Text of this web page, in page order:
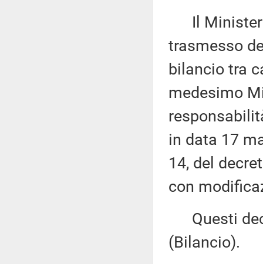
Il
trasmesso
bilancio tra
medesimo
in data 17
14, del
con
Questi
(Bilancio).